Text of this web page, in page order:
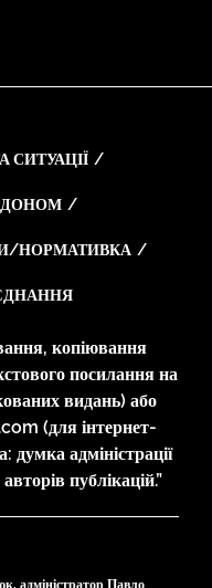
СИТУАЦІЇ
НОРМАТИВКА
копіювання
посилання на
видань) або
(для інтернет-
думка адміністрації
публікацій.”
адміністратор Павло